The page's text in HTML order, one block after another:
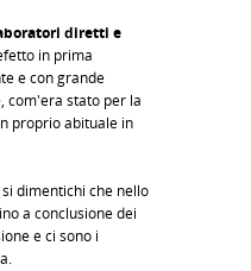
diretti e
in prima
e con grande
com'era stato per la
proprio abituale in
dimentichi che nello
a conclusione dei
e ci sono i